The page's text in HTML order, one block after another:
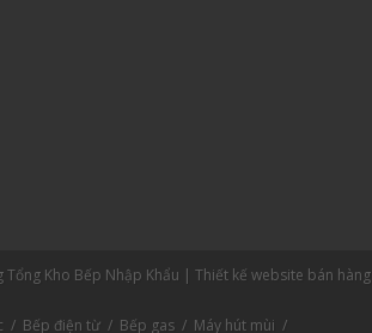
Kho Bếp Nhập Khẩu | Thiết kế website bán hàng
/ Bếp điện từ / Bếp gas / Máy hút mùi /